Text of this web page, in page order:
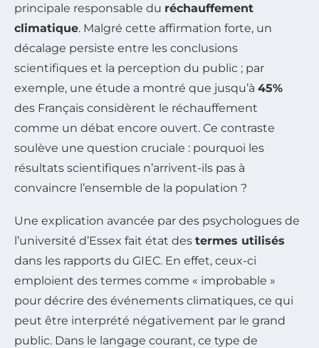
principale responsable du réchauffement
climatique. Malgré cette affirmation forte, un
décalage persiste entre les conclusions
scientifiques et la perception du public ; par
exemple, une étude a montré que jusqu’à 45%
des Français considèrent le réchauffement
comme un débat encore ouvert. Ce contraste
soulève une question cruciale : pourquoi les
résultats scientifiques n’arrivent-ils pas à
convaincre l’ensemble de la population ?
Une explication avancée par des psychologues de
l’université d’Essex fait état des termes utilisés
dans les rapports du GIEC. En effet, ceux-ci
emploient des termes comme « improbable »
pour décrire des événements climatiques, ce qui
peut être interprété négativement par le grand
public. Dans le langage courant, ce type de